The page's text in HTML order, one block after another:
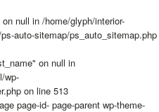
null in /home/glyph/interior-
auto-sitemap/ps_auto_sitemap.php
on null in
wp-
on line 513
page-id- page-parent wp-theme-